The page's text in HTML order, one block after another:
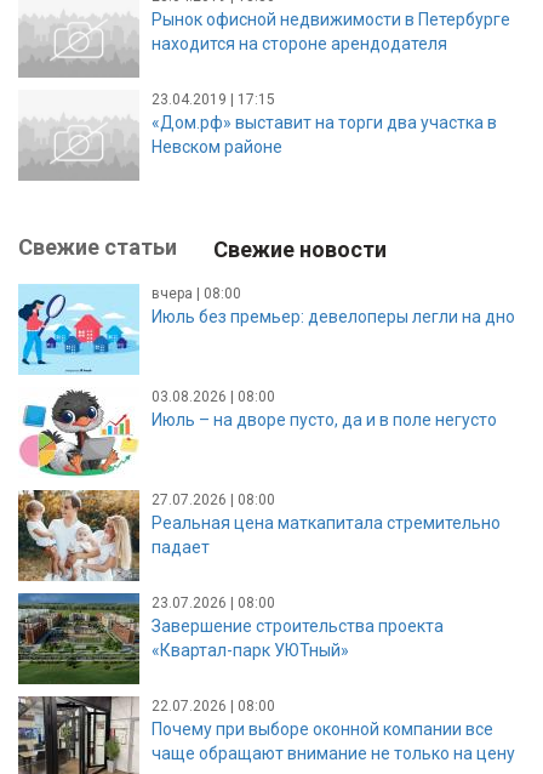
Рынок офисной недвижимости в Петербурге
находится на стороне арендодателя
23.04.2019 | 17:15
«Дом.рф» выставит на торги два участка в
Невском районе
Свежие статьи Свежие новости
вчера | 08:00
Июль без премьер: девелоперы легли на дно
03.08.2026 | 08:00
Июль – на дворе пусто, да и в поле негусто
27.07.2026 | 08:00
Реальная цена маткапитала стремительно
падает
23.07.2026 | 08:00
Завершение строительства проекта
«Квартал-парк УЮТный»
22.07.2026 | 08:00
Почему при выборе оконной компании все
чаще обращают внимание не только на цену